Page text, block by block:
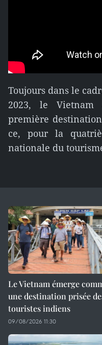
Toujours dans le
2023, le
première
ce, pour la
nationale du
Le Vietnam émerge
une destination prisée
touristes indiens
09/08/2026 11:30